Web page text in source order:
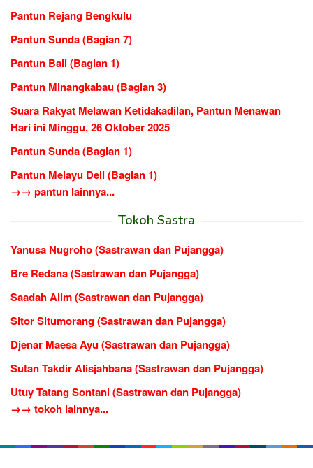
Pantun Rejang Bengkulu
Pantun Sunda (Bagian 7)
Pantun Bali (Bagian 1)
Pantun Minangkabau (Bagian 3)
Suara Rakyat Melawan Ketidakadilan, Pantun Menawan
Hari ini Minggu, 26 Oktober 2025
Pantun Sunda (Bagian 1)
Pantun Melayu Deli (Bagian 1)
→→ pantun lainnya...
Tokoh Sastra
Yanusa Nugroho (Sastrawan dan Pujangga)
Bre Redana (Sastrawan dan Pujangga)
Saadah Alim (Sastrawan dan Pujangga)
Sitor Situmorang (Sastrawan dan Pujangga)
Djenar Maesa Ayu (Sastrawan dan Pujangga)
Sutan Takdir Alisjahbana (Sastrawan dan Pujangga)
Utuy Tatang Sontani (Sastrawan dan Pujangga)
→→ tokoh lainnya...